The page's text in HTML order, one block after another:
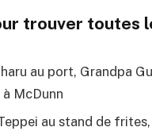
trouver toutes
au port, Grandpa
McDunn
au stand de frites,